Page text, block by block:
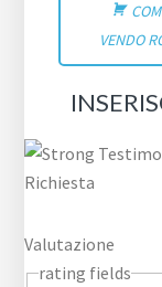
VENDO
Richiesta
Valutazione
rating fields